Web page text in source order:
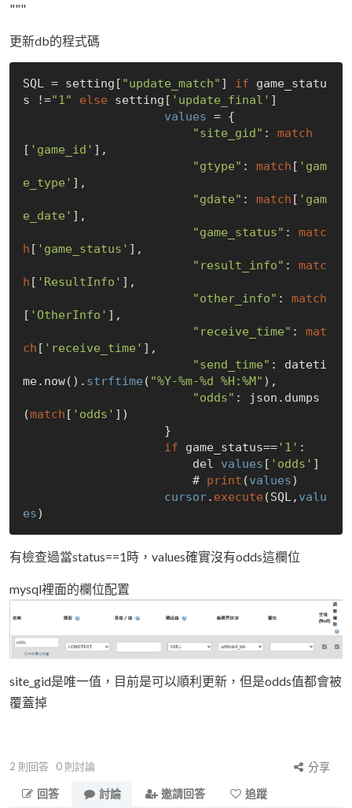
"""
更新db的程式碼
SQL = setting[ "update_match" ] if game_statu
s !="1" else setting[ 'update_final' ]
values = {
"site_gid" : match
[ 'game_id' ],
"gtype" : match [ 'gam
e_type' ],
"gdate" : match [ 'gam
e_date' ],
"game_status" : matc
h [ 'game_status' ],
"result_info" : matc
h [ 'ResultInfo' ],
"other_info" : match
[ 'OtherInfo' ],
"receive_time" : mat
ch [ 'receive_time' ],
"send_time" : dateti
me.now(). strftime ( "%Y-%m-%d %H:%M" ),
"odds" : json.dumps
(match [ 'odds' ])
if game_status=='1' :
                        del
values [ 'odds' ]
                        #
print (values)
cursor. execute (SQL, valu
es
有檢查過當status==1時，values確實沒有odds這欄位
mysql裡面的欄位配置
site_gid是唯一值，目前是可以順利更新，但是odds值都會被
覆蓋掉
2 則回答 0 則討論
分享
回答
討論 邀請回答
追蹤